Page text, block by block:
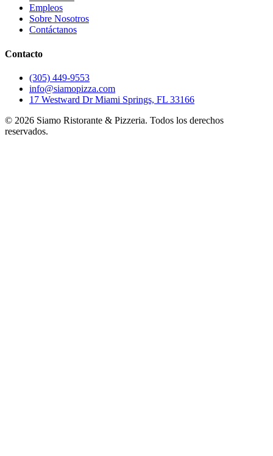
Empleos
Sobre Nosotros
Contáctanos
Contacto
(305) 449-9553
info@siamopizza.com
17 Westward Dr Miami Springs, FL 33166
© 2026 Siamo Ristorante & Pizzeria. Todos los derechos
reservados.